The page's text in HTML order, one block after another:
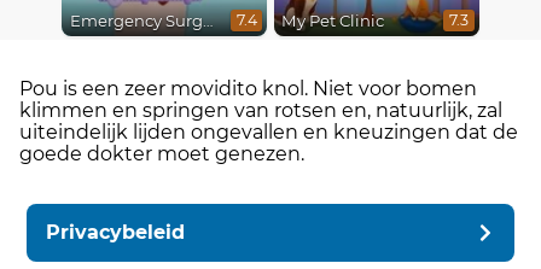
Emergency Surgery 7.4 My Pet Clinic 7.3
Pou is een zeer movidito knol. Niet voor bomen
klimmen en springen van rotsen en, natuurlijk, zal
uiteindelijk lijden ongevallen en kneuzingen dat de
goede dokter moet genezen.
Privacybeleid